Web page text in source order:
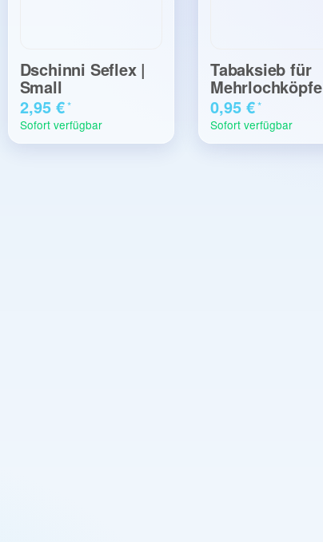
Dschinni Seflex |
Small
2,95 €*
Sofort verfügbar
Tabaksieb für
Mehrlochköpfe
0,95 €*
Sofort verfügbar